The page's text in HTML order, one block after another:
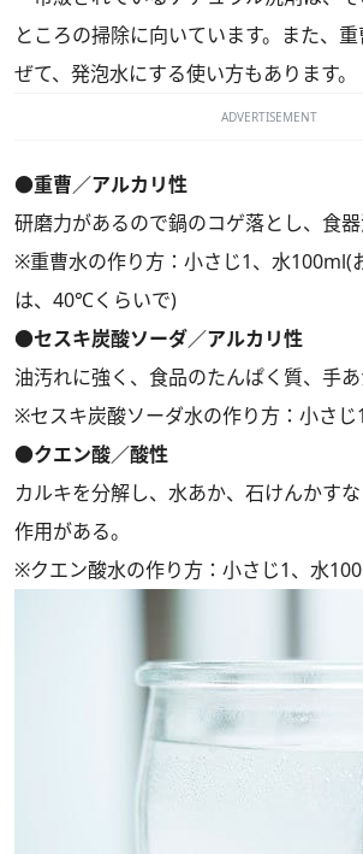
ところの掃除に向いています。また、
ぜて、発泡水にする使い方もあります。
ADVERTISEMENT
●重曹／アルカリ性
研磨力があるので鍋のコゲ落とし、食器
※重曹水の作り方：小さじ1、水100ml(
は、40℃くらいで)
●セスキ炭酸ソーダ／アルカリ性
油汚れに強く、食品のたんぱく質、手あ
※セスキ炭酸ソーダ水の作り方：小さ
●クエン酸／酸性
カルキを分解し、水あか、石けんかす
作用がある。
※クエン酸水の作り方：小さじ1、水